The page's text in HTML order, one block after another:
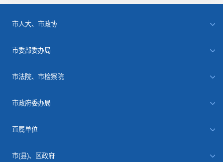
市人大、市政协
市委部委办局
市法院、市检察院
市政府委办局
直属单位
市(县)、区政府